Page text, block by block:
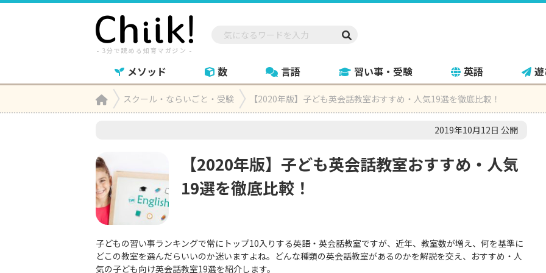
メソッド 数 言語 習い事・受験 英語
Homeスクール・ならいごと・受験 【2020年版】子ども英会話教室おすすめ・人気19選を徹底比較！
2019年10月12日 公開
【2020年版】子ども英会話教室おすすめ・人気
19選を徹底比較！
子どもの習い事ランキングで常にトップ10入りする英語・英会話教室ですが、近年、教室数が増え、何を基準に
どこの教室を選んだらいいのか迷いますよね。どんな種類の英会話教室があるのかを解説を交え、おすすめ・人
気の子ども向け英会話教室19選を紹介します。